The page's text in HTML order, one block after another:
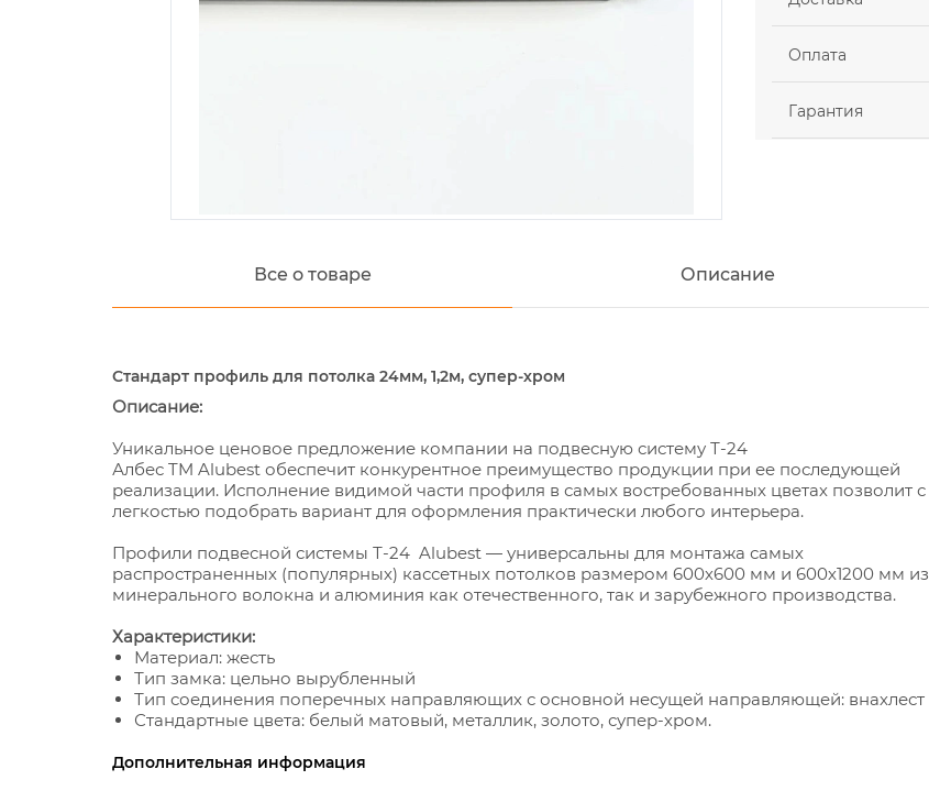
Оплата
Гарантия
Все о товаре Описание
Стандарт профиль для потолка 24мм, 1,2м, супер-хром
Описание:
Уникальное ценовое предложение компании на подвесную систему Т-24
Албес TM Alubest обеспечит конкурентное преимущество продукции при ее последующей
реализации. Исполнение видимой части профиля в самых востребованных цветах позволит с
легкостью подобрать вариант для оформления практически любого интерьера.
Профили подвесной системы Т-24 Alubest — универсальны для монтажа самых
распространенных (популярных) кассетных потолков размером 600х600 мм и 600х1200 мм из
минерального волокна и алюминия как отечественного, так и зарубежного производства.
Характеристики:
Материал: жесть
Тип замка: цельно вырубленный
Тип соединения поперечных направляющих с основной несущей направляющей: внахлест
Стандартные цвета: белый матовый, металлик, золото, супер-хром.
Дополнительная информация